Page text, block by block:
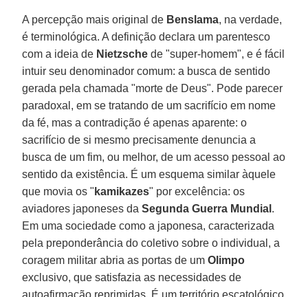
A percepção mais original de Benslama, na verdade,
é terminológica. A definição declara um parentesco
com a ideia de Nietzsche de "super-homem", e é fácil
intuir seu denominador comum: a busca de sentido
gerada pela chamada "morte de Deus". Pode parecer
paradoxal, em se tratando de um sacrifício em nome
da fé, mas a contradição é apenas aparente: o
sacrifício de si mesmo precisamente denuncia a
busca de um fim, ou melhor, de um acesso pessoal ao
sentido da existência. É um esquema similar àquele
que movia os " kamikazes" por excelência: os
aviadores japoneses daSegunda Guerra Mundial .
Em uma sociedade como a japonesa, caracterizada
pela preponderância do coletivo sobre o individual, a
coragem militar abria as portas de umOlimpo
exclusivo, que satisfazia as necessidades de
autoafirmação reprimidas. É um território escatológico